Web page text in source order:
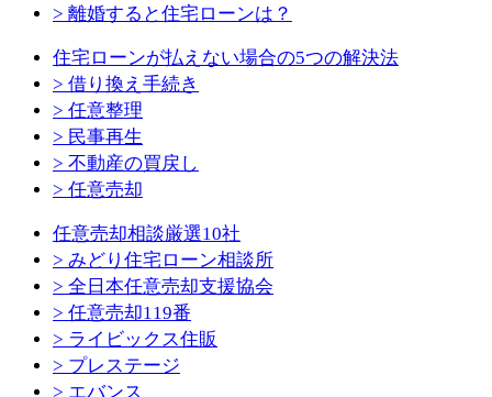
> 離婚すると住宅ローンは？
住宅ローンが払えない場合の5つの解決法
> 借り換え手続き
> 任意整理
> 民事再生
> 不動産の買戻し
> 任意売却
任意売却相談厳選10社
> みどり住宅ローン相談所
> 全日本任意売却支援協会
> 任意売却119番
> ライビックス住販
> プレステージ
> エバンス